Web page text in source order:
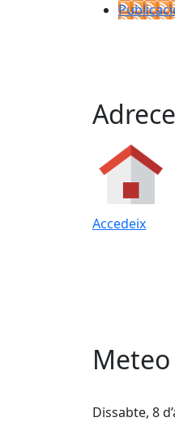
Accedeix
Meteo
Dissabte, 8